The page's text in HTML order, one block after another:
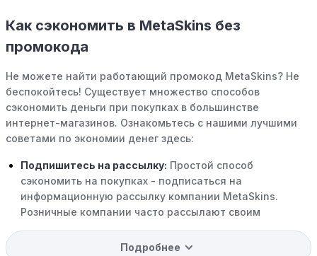
Как сэкономить в MetaSkins без
промокода
Не можете найти работающий промокод MetaSkins? Не
беспокойтесь! Существует множество способов
сэкономить деньги при покупках в большинстве
интернет-магазинов. Ознакомьтесь с нашими лучшими
советами по экономии денег здесь:
Подпишитесь на рассылку: Простой способ
сэкономить на покупках - подписаться на
информационную рассылку компании MetaSkins.
Розничные компании часто рассылают своим
доступ к распродажам.Подробнее